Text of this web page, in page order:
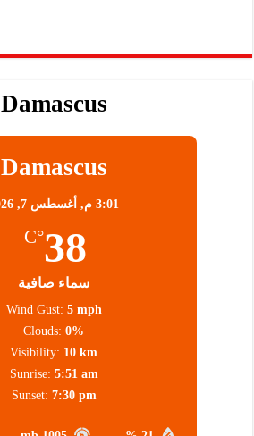
Damascus
Damascus
3:01 م, أغسطس 7, 2026
38
°C
سماء صافية
Wind Gust: 5 mph
Clouds: 0%
Visibility: 10 km
Sunrise: 5:51 am
Sunset: 7:30 pm